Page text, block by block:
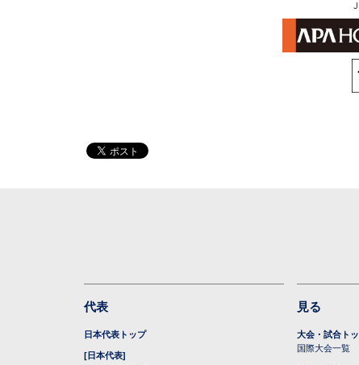
代表
日本代表トップ
[日本代表]
見る
大会・試合ト
国際大会一覧